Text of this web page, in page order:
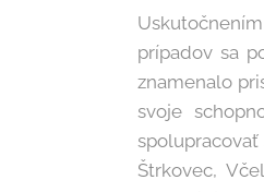
prípadov sa
znamenalo
svoje
Štrkovec,